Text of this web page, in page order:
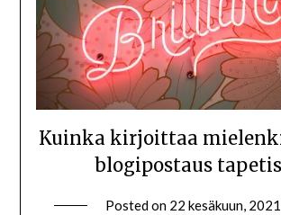
Kuinka kirjoittaa
blogipostaus
Posted on 22 kesäkuun, 2021